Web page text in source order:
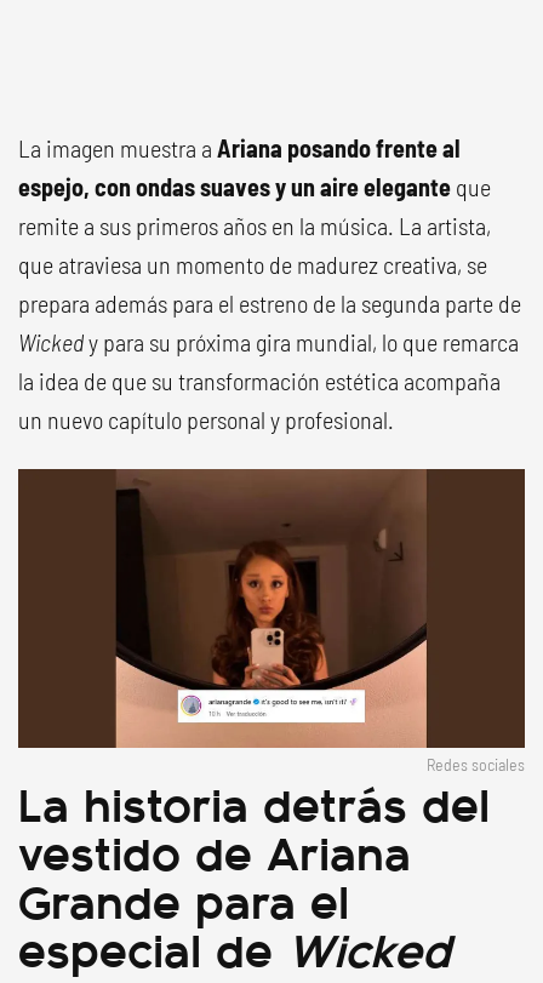
La imagen muestra a Ariana posando frente al
espejo, con ondas suaves y un aire elegante que
remite a sus primeros años en la música. La artista,
que atraviesa un momento de madurez creativa, se
prepara además para el estreno de la segunda parte de
Wickedy para su próxima gira mundial, lo que remarca
la idea de que su transformación estética acompaña
un nuevo capítulo personal y profesional.
Redes sociales
La historia detrás del
vestido de Ariana
Grande para el
especial de Wicked